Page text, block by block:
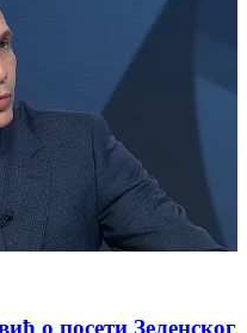
о посети Зеленског